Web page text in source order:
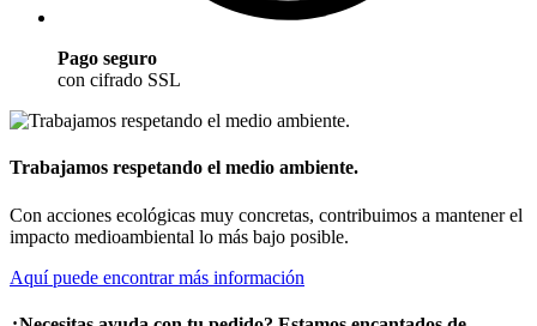
Pago seguro
con cifrado SSL
Trabajamos respetando el medio ambiente.
Con acciones ecológicas muy concretas, contribuimos a mantener el
impacto medioambiental lo más bajo posible.
Aquí puede encontrar más información